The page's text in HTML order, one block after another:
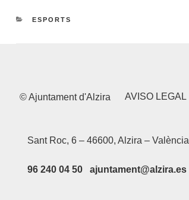
CATEGORIES
ESPORTS
© Ajuntament d'Alzira AVISO LEGAL
Sant Roc, 6 – 46600, Alzira – València
96 240 04 50 ajuntament@alzira.es